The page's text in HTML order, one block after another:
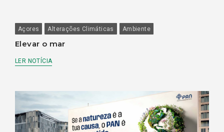
Açores Alterações Climáticas Ambiente
Elevar o mar
LER NOTÍCIA